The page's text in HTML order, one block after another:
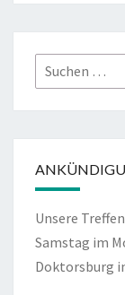
Suchen
nach:
Unsere
Samstag im
Doktorsburg